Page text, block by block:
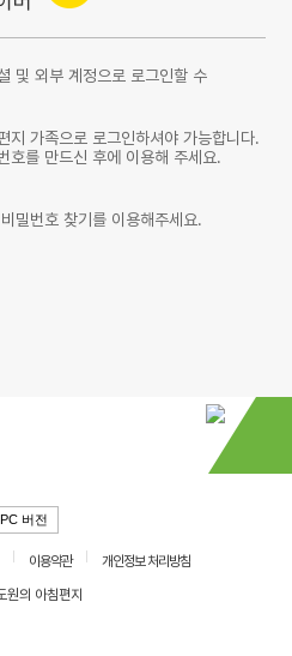
및 외부 계정으로 로그인할 수
지 가족으로 로그인하셔야 가능합니다.
호를 만드신 후에 이용해 주세요.
밀번호 찾기를 이용해주세요.
PC 버전
이용약관
개인정보 처리방침
의 아침편지